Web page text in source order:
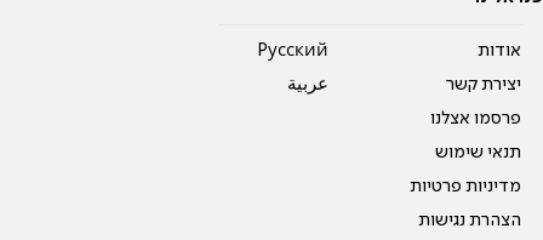
אודות
יצירת קשר
פרסמו אצלנו
תנאי שימוש
מדיניות פרטיות
הצהרת נגישות
Pусский
عربية